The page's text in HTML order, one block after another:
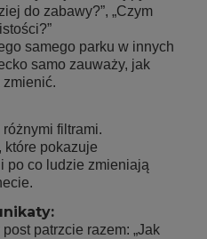
do zabawy?”, „Czym
samego parku w innych
samo zauważy, jak
zmienić.
filtrami.
które pokazuje
po co ludzie zmieniają
patrzcie razem: „Jak